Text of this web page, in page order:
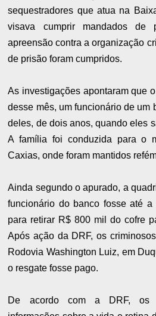
sequestradores que atua na
visava cumprir mandados
apreensão contra a organização
de prisão foram cumpridos.
As investigações apontaram que
desse mês, um funcionário de um
deles, de dois anos, quando eles
A família foi conduzida para o
Caxias, onde foram mantidos
Ainda segundo o apurado, a
funcionário do banco fosse até a
para retirar R$ 800 mil do cofre
Após ação da DRF, os
Rodovia Washington Luiz, em
o resgate fosse pago.
De acordo com a DRF, os